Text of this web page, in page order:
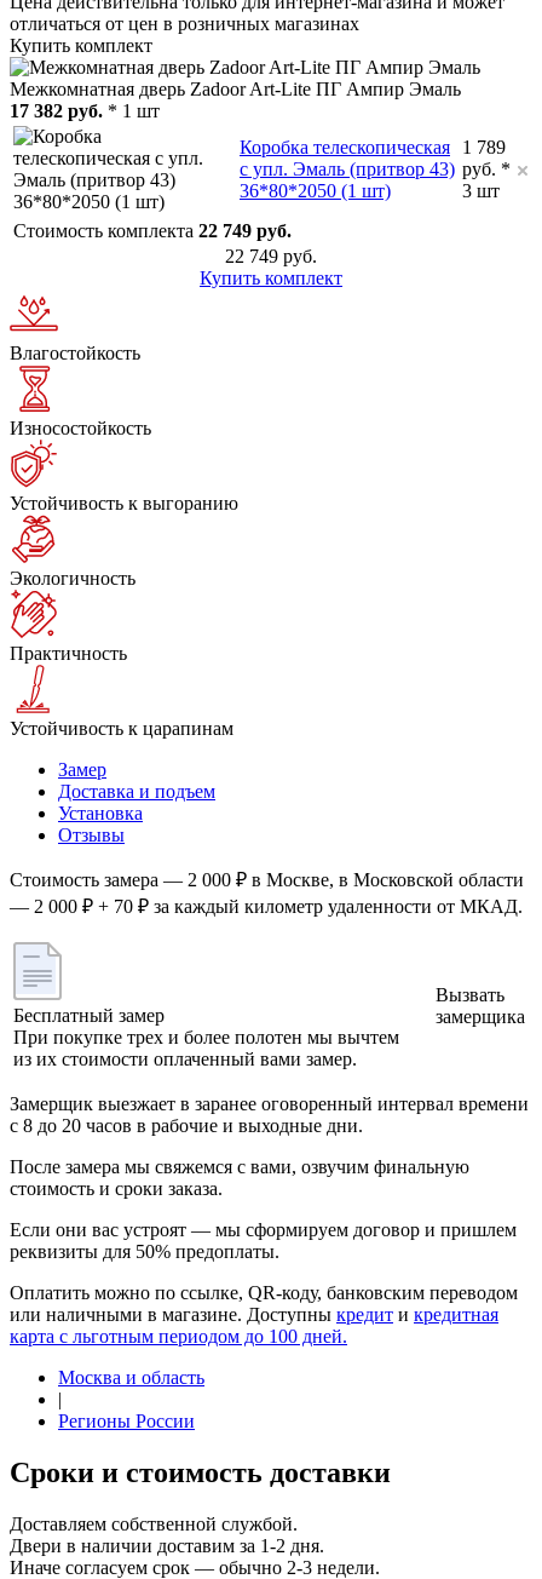
отличаться от цен в розничных магазинах
Купить комплект
Межкомнатная дверь Zadoor Art-Lite ПГ Ампир Эмаль
17 382 руб. * 1 шт
Коробка телескопическая
с упл. Эмаль (притвор 43)
36*80*2050 (1 шт)
1 789
руб. *
3 шт
Стоимость комплекта 22 749 руб.
22 749 руб.
Купить комплект
Влагостойкость
Износостойкость
Устойчивость к выгоранию
Экологичность
Практичность
Устойчивость к царапинам
Замер
Доставка и подъем
Установка
Отзывы
Стоимость замера — 2 000 ₽ в Москве, в Московской области
— 2 000 ₽ + 70 ₽ за каждый километр удаленности от МКАД.
Бесплатный замер
При покупке трех и более полотен мы вычтем
из их стоимости оплаченный вами замер.
Вызвать
замерщика
Замерщик выезжает в заранее оговоренный интервал времени
с 8 до 20 часов в рабочие и выходные дни.
После замера мы свяжемся с вами, озвучим финальную
стоимость и сроки заказа.
Если они вас устроят — мы сформируем договор и пришлем
реквизиты для 50% предоплаты.
Оплатить можно по ссылке, QR-коду, банковским переводом
или наличными в магазине. Доступны кредит и кредитная
карта с льготным периодом до 100 дней.
Москва и область
|
Регионы России
Сроки и стоимость доставки
Доставляем собственной службой.
Двери в наличии доставим за 1-2 дня.
Иначе согласуем срок — обычно 2-3 недели.